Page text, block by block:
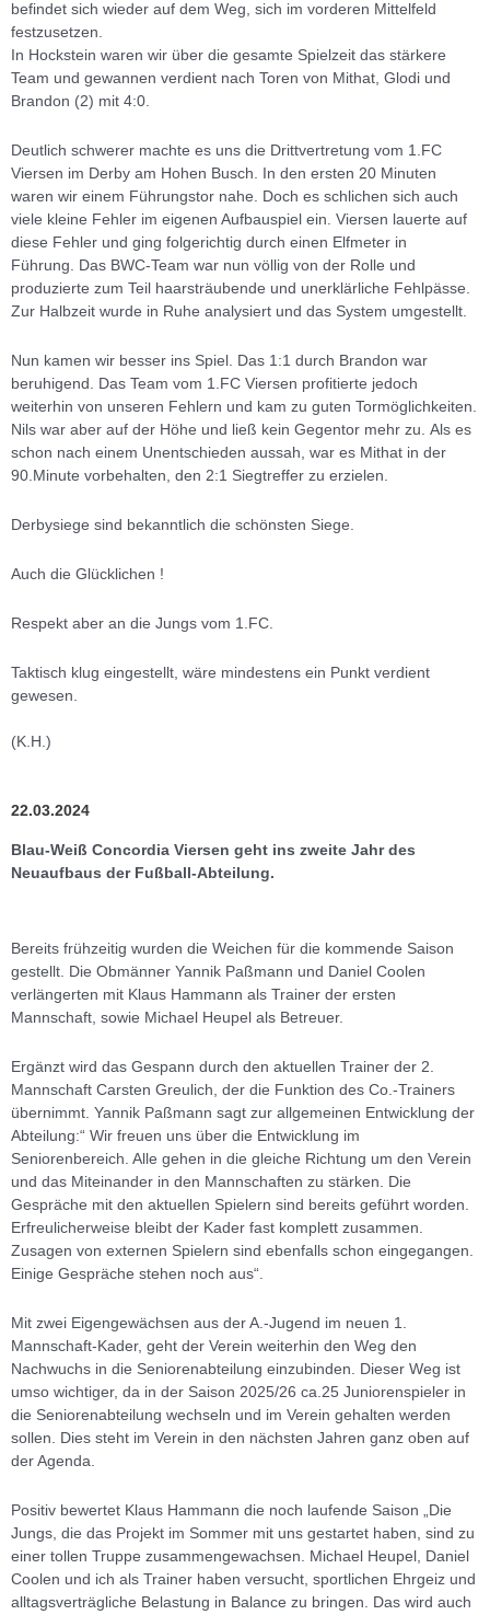
befindet sich wieder auf dem Weg, sich im vorderen Mittelfeld
festzusetzen.
In Hockstein waren wir über die gesamte Spielzeit das stärkere
Team und gewannen verdient nach Toren von Mithat, Glodi und
Brandon (2) mit 4:0.
Deutlich schwerer machte es uns die Drittvertretung vom 1.FC
Viersen im Derby am Hohen Busch. In den ersten 20 Minuten
waren wir einem Führungstor nahe. Doch es schlichen sich auch
viele kleine Fehler im eigenen Aufbauspiel ein. Viersen lauerte auf
diese Fehler und ging folgerichtig durch einen Elfmeter in
Führung. Das BWC-Team war nun völlig von der Rolle und
produzierte zum Teil haarsträubende und unerklärliche Fehlpässe.
Zur Halbzeit wurde in Ruhe analysiert und das System umgestellt.
Nun kamen wir besser ins Spiel. Das 1:1 durch Brandon war
beruhigend. Das Team vom 1.FC Viersen profitierte jedoch
weiterhin von unseren Fehlern und kam zu guten Tormöglichkeiten.
Nils war aber auf der Höhe und ließ kein Gegentor mehr zu. Als es
schon nach einem Unentschieden aussah, war es Mithat in der
90.Minute vorbehalten, den 2:1 Siegtreffer zu erzielen.
Derbysiege sind bekanntlich die schönsten Siege.
Auch die Glücklichen !
Respekt aber an die Jungs vom 1.FC.
Taktisch klug eingestellt, wäre mindestens ein Punkt verdient
gewesen.
(K.H.)
22.03.2024
Blau-Weiß Concordia Viersen geht ins zweite Jahr des
Neuaufbaus der Fußball-Abteilung.
Bereits frühzeitig wurden die Weichen für die kommende Saison
gestellt. Die Obmänner Yannik Paßmann und Daniel Coolen
verlängerten mit Klaus Hammann als Trainer der ersten
Mannschaft, sowie Michael Heupel als Betreuer.
Ergänzt wird das Gespann durch den aktuellen Trainer der 2.
Mannschaft Carsten Greulich, der die Funktion des Co.-Trainers
übernimmt. Yannik Paßmann sagt zur allgemeinen Entwicklung der
Abteilung:“ Wir freuen uns über die Entwicklung im
Seniorenbereich. Alle gehen in die gleiche Richtung um den Verein
und das Miteinander in den Mannschaften zu stärken. Die
Gespräche mit den aktuellen Spielern sind bereits geführt worden.
Erfreulicherweise bleibt der Kader fast komplett zusammen.
Zusagen von externen Spielern sind ebenfalls schon eingegangen.
Einige Gespräche stehen noch aus“.
Mit zwei Eigengewächsen aus der A.-Jugend im neuen 1.
Mannschaft-Kader, geht der Verein weiterhin den Weg den
Nachwuchs in die Seniorenabteilung einzubinden. Dieser Weg ist
umso wichtiger, da in der Saison 2025/26 ca.25 Juniorenspieler in
die Seniorenabteilung wechseln und im Verein gehalten werden
sollen. Dies steht im Verein in den nächsten Jahren ganz oben auf
der Agenda.
Positiv bewertet Klaus Hammann die noch laufende Saison „Die
Jungs, die das Projekt im Sommer mit uns gestartet haben, sind zu
einer tollen Truppe zusammengewachsen. Michael Heupel, Daniel
Coolen und ich als Trainer haben versucht, sportlichen Ehrgeiz und
alltagsverträgliche Belastung in Balance zu bringen. Das wird auch